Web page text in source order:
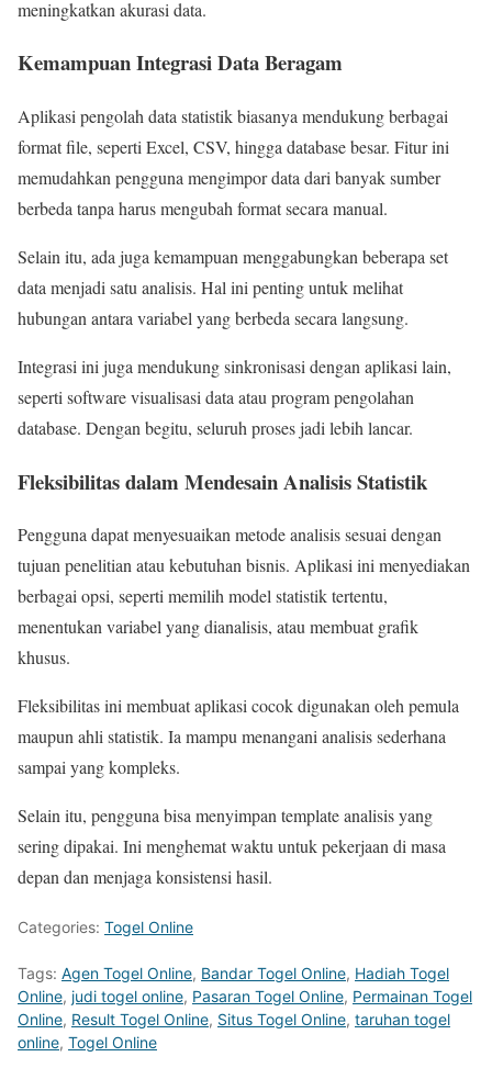
meningkatkan akurasi data.
Kemampuan Integrasi Data Beragam
Aplikasi pengolah data statistik biasanya mendukung berbagai
format file, seperti Excel, CSV, hingga database besar. Fitur ini
memudahkan pengguna mengimpor data dari banyak sumber
berbeda tanpa harus mengubah format secara manual.
Selain itu, ada juga kemampuan menggabungkan beberapa set
data menjadi satu analisis. Hal ini penting untuk melihat
hubungan antara variabel yang berbeda secara langsung.
Integrasi ini juga mendukung sinkronisasi dengan aplikasi lain,
seperti software visualisasi data atau program pengolahan
database. Dengan begitu, seluruh proses jadi lebih lancar.
Fleksibilitas dalam Mendesain Analisis Statistik
Pengguna dapat menyesuaikan metode analisis sesuai dengan
tujuan penelitian atau kebutuhan bisnis. Aplikasi ini menyediakan
berbagai opsi, seperti memilih model statistik tertentu,
menentukan variabel yang dianalisis, atau membuat grafik
khusus.
Fleksibilitas ini membuat aplikasi cocok digunakan oleh pemula
maupun ahli statistik. Ia mampu menangani analisis sederhana
sampai yang kompleks.
Selain itu, pengguna bisa menyimpan template analisis yang
sering dipakai. Ini menghemat waktu untuk pekerjaan di masa
depan dan menjaga konsistensi hasil.
Categories: Togel Online
Tags: Agen Togel Online, Bandar Togel Online, Hadiah Togel
Online, judi togel online, Pasaran Togel Online, Permainan Togel
Online, Result Togel Online, Situs Togel Online, taruhan togel
online, Togel Online